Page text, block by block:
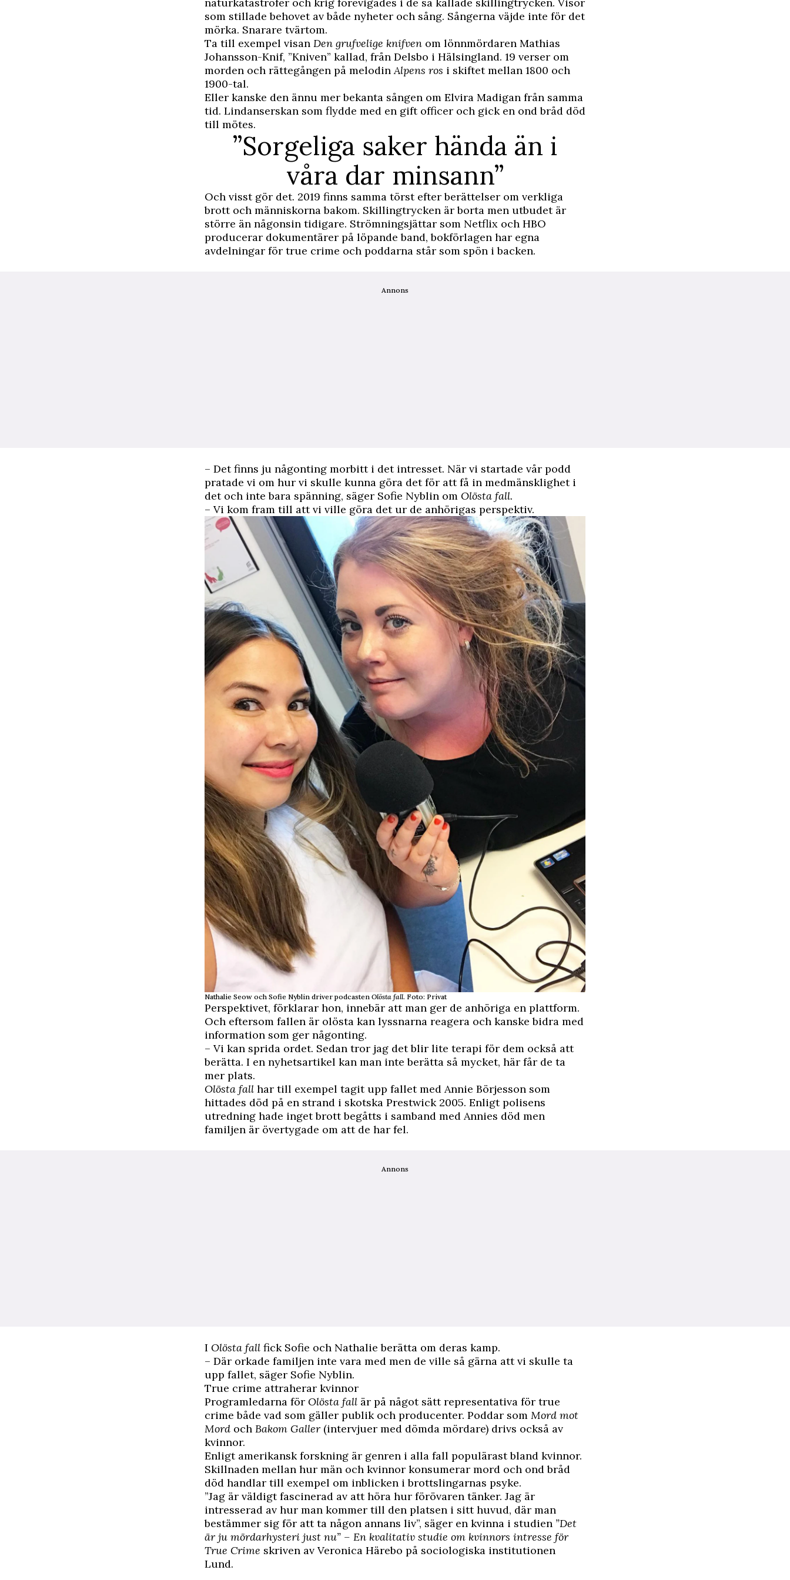
som stillade behovet av både nyheter och sång. Sångerna väjde inte för det
mörka. Snarare tvärtom.
Ta till exempel visan Den grufvelige knifven om lönnmördaren Mathias
Johansson-Knif, ”Kniven” kallad, från Delsbo i Hälsingland. 19 verser om
morden och rättegången på melodinAlpens ros i skiftet mellan 1800 och
1900-tal.
Eller kanske den ännu mer bekanta sången om Elvira Madigan från samma
tid. Lindanserskan som flydde med en gift officer och gick en ond bråd död
till mötes.
”Sorgeliga saker hända än i
våra dar minsann”
Och visst gör det. 2019 finns samma törst efter berättelser om verkliga
brott och människorna bakom. Skillingtrycken är borta men utbudet är
större än någonsin tidigare. Strömningsjättar som Netflix och HBO
producerar dokumentärer på löpande band, bokförlagen har egna
avdelningar för true crime och poddarna står som spön i backen.
Annons
– Det finns ju någonting morbitt i det intresset. När vi startade vår podd
pratade vi om hur vi skulle kunna göra det för att få in medmänsklighet i
det och inte bara spänning, säger Sofie Nyblin om Olösta fall.
– Vi kom fram till att vi ville göra det ur de anhörigas perspektiv.
Nathalie Seow och Sofie Nyblin driver podcasten Olösta fall. Foto: Privat
Perspektivet, förklarar hon, innebär att man ger de anhöriga en plattform.
Och eftersom fallen är olösta kan lyssnarna reagera och kanske bidra med
information som ger någonting.
– Vi kan sprida ordet. Sedan tror jag det blir lite terapi för dem också att
berätta. I en nyhetsartikel kan man inte berätta så mycket, här får de ta
mer plats.
Olösta fall har till exempel tagit upp fallet med Annie Börjesson som
hittades död på en strand i skotska Prestwick 2005. Enligt polisens
utredning hade inget brott begåtts i samband med Annies död men
familjen är övertygade om att de har fel.
Annons
I Olösta fall fick Sofie och Nathalie berätta om deras kamp.
– Där orkade familjen inte vara med men de ville så gärna att vi skulle ta
upp fallet, säger Sofie Nyblin.
True crime attraherar kvinnor
Programledarna för Olösta fall är på något sätt representativa för true
crime både vad som gäller publik och producenter. Poddar som Mord mot
Mord och Bakom Galler (intervjuer med dömda mördare) drivs också av
kvinnor.
Enligt amerikansk forskning är genren i alla fall populärast bland kvinnor.
Skillnaden mellan hur män och kvinnor konsumerar mord och ond bråd
död handlar till exempel om inblicken i brottslingarnas psyke.
”Jag är väldigt fascinerad av att höra hur förövaren tänker. Jag är
intresserad av hur man kommer till den platsen i sitt huvud, där man
bestämmer sig för att ta någon annans liv”, säger en kvinna i studien ”Det
är ju mördarhysteri just nu” – En kvalitativ studie om kvinnors intresse för
True Crime skriven av Veronica Härebo på sociologiska institutionen
Lund.